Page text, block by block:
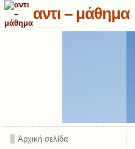
αντι – μάθημα
Αρχική σελίδα